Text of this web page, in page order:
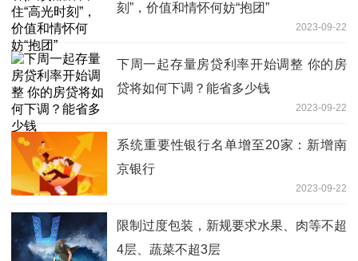
刻”，价值和情怀何妨“抱团”
2023-09-22
下周一起存量房贷利率开始调整 你的房
贷将如何下调？能省多少钱
2023-09-22
系统重要性银行名单增至20家：新增南
京银行
2023-09-22
限制过度包装，新规要求水果、肉等不超
4层、蔬菜不超3层